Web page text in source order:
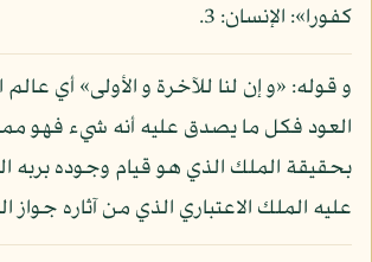
كفورا»: الإنسان: 3.
و قوله: «و إن لنا للآخرة و الأولى» أي عالم
العود فكل ما يصدق عليه أنه شيء فهو
بحقيقة الملك الذي هو قيام وجوده بربه
عليه الملك الاعتباري الذي من آثاره جواز